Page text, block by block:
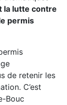
la lutte contre
permis
de retenir les
C’est
Bouc